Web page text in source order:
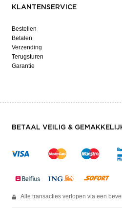
KLANTENSERVICE
Bestellen
Betalen
Verzending
Terugsturen
Garantie
BETAAL VEILIG &
Alle transacties verlopen via een